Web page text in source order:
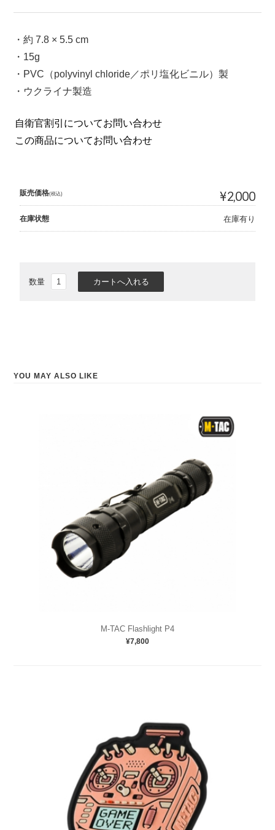
・約 7.8 × 5.5 cm
・15g
・PVC（polyvinyl chloride／ポリ塩化ビニル）製
・ウクライナ製造
自衛官割引についてお問い合わせ
この商品についてお問い合わせ
販売価格(税込) ¥2,000
在庫状態 在庫有り
数量
YOU MAY ALSO LIKE
M-TAC Flashlight P4
¥7,800